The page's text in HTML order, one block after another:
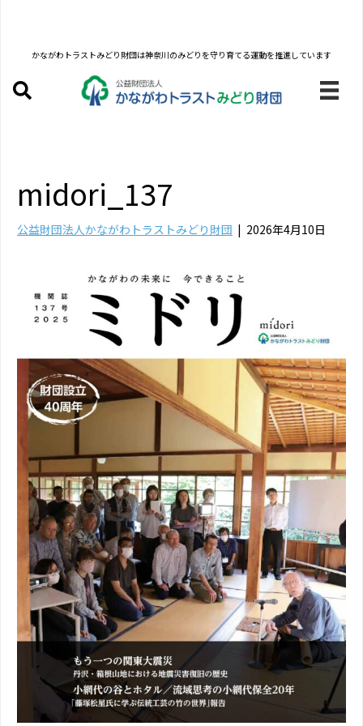
かながわトラストみどり財団は神奈川のみどりを守り育てる運動を推進しています
midori_137
公益財団法人かながわトラストみどり財団 | 2026年4月10日